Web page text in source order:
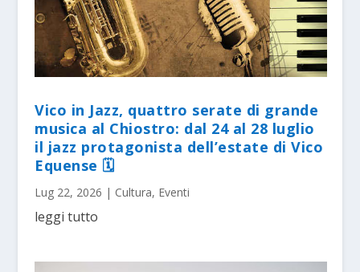
Vico in Jazz, quattro serate di grande
musica al Chiostro: dal 24 al 28 luglio
il jazz protagonista dell’estate di Vico
Equense 🗓
Lug 22, 2026 | Cultura, Eventi
leggi tutto